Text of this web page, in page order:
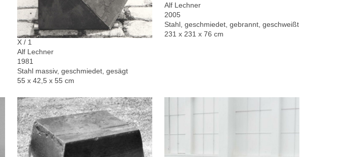
X / 1
Alf Lechner
1981
Stahl massiv, geschmiedet, gesägt
55 x 42,5 x 55 cm
Alf Lechner
2005
Stahl, geschmiedet, gebrannt, geschweißt
231 x 231 x 76 cm